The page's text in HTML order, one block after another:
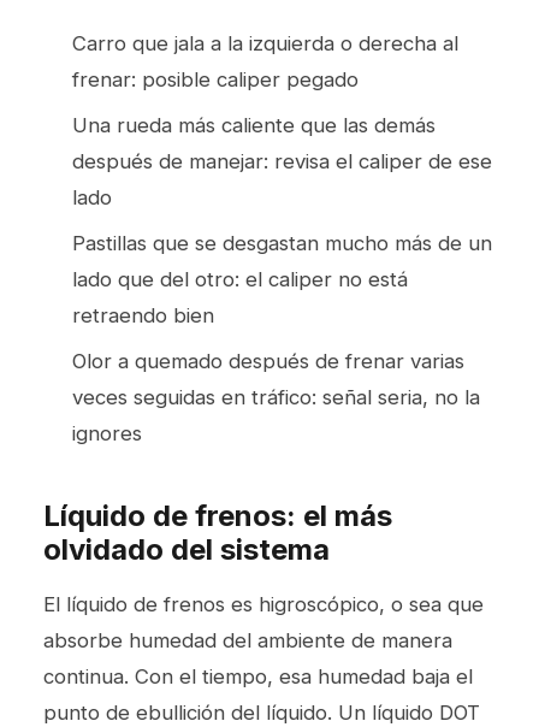
Carro que jala a la izquierda o derecha al
frenar: posible caliper pegado
Una rueda más caliente que las demás
después de manejar: revisa el caliper de ese
lado
Pastillas que se desgastan mucho más de un
lado que del otro: el caliper no está
retraendo bien
Olor a quemado después de frenar varias
veces seguidas en tráfico: señal seria, no la
ignores
Líquido de frenos: el más
olvidado del sistema
El líquido de frenos es higroscópico, o sea que
absorbe humedad del ambiente de manera
continua. Con el tiempo, esa humedad baja el
punto de ebullición del líquido. Un líquido DOT